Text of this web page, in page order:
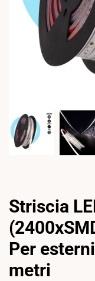
Striscia
Per
metri